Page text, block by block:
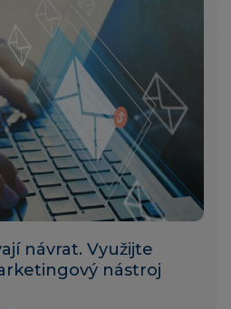
návrat. Využijte
nástroj